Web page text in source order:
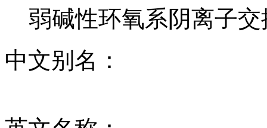
弱碱性环氧系阴离子
中文别名：